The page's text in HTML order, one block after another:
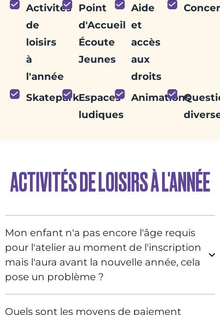
Activités
de
loisirs
à
l'année
Point
d'Accueil
Écoute
Jeunes
Aide
et
accès
aux
droits
SkateparkEspaces
ludiques
Animations
ACTIVITÉS DE LOISIRS À L'ANNÉE
Mon enfant n'a pas encore l'âge requis
pour l'atelier au moment de l'inscription
mais l'aura avant la nouvelle année, cela
pose un problème ?
Quels sont les moyens de paiement